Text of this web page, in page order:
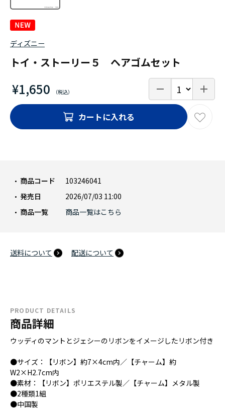
ディズニー
トイ・ストーリー５ ヘアゴムセット
¥1,650
商品コード
103246041
発売日
2026/07/03 11:00
商品一覧
商品一覧はこちら
送料について 配送について
カートに入れる
PRODUCT DETAILS
商品詳細
ウッディのマントとジェシーのリボンをイメージしたリボン付き
●サイズ：【リボン】約7×4cm内／【チャーム】約
W2×H2.7cm内
●素材：【リボン】ポリエステル製／【チャーム】メタル製
●2種類1組
●中国製